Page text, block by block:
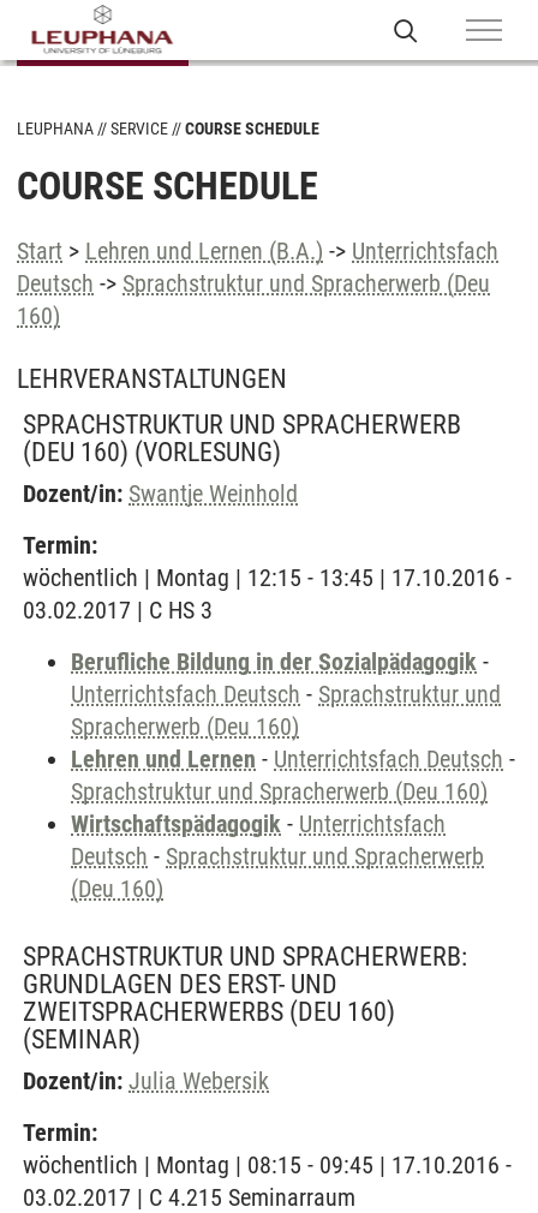
LEUPHANA SERVICE COURSE SCHEDULE
COURSE SCHEDULE
Start > Lehren und Lernen (B.A.) -> Unterrichtsfach
Deutsch -> Sprachstruktur und Spracherwerb (Deu
160)
LEHRVERANSTALTUNGEN
SPRACHSTRUKTUR UND SPRACHERWERB
(DEU 160) (VORLESUNG)
Dozent/in: Swantje Weinhold
Termin:
wöchentlich | Montag | 12:15 - 13:45 | 17.10.2016 -
03.02.2017 | C HS 3
Berufliche Bildung in der Sozialpädagogik -
Unterrichtsfach Deutsch - Sprachstruktur und
Spracherwerb (Deu 160)
Lehren und Lernen - Unterrichtsfach Deutsch -
Sprachstruktur und Spracherwerb (Deu 160)
Wirtschaftspädagogik - Unterrichtsfach
Deutsch - Sprachstruktur und Spracherwerb
(Deu 160)
SPRACHSTRUKTUR UND SPRACHERWERB:
GRUNDLAGEN DES ERST- UND
ZWEITSPRACHERWERBS (DEU 160)
(SEMINAR)
Dozent/in: Julia Webersik
Termin:
wöchentlich | Montag | 08:15 - 09:45 | 17.10.2016 -
03.02.2017 | C 4.215 Seminarraum